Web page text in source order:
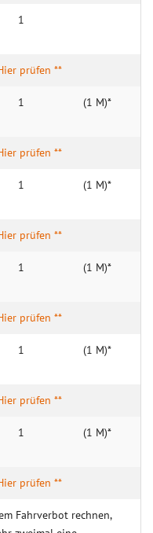
1
prüfen **
1 (1 M)*
prüfen **
1 (1 M)*
prüfen **
1 (1 M)*
prüfen **
1 (1 M)*
prüfen **
1 (1 M)*
prüfen **
Fahrverbot rechnen,